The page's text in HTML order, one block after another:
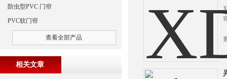
防虫型PVC 门帘
PVC软门帘
查看全部产品
相关文章